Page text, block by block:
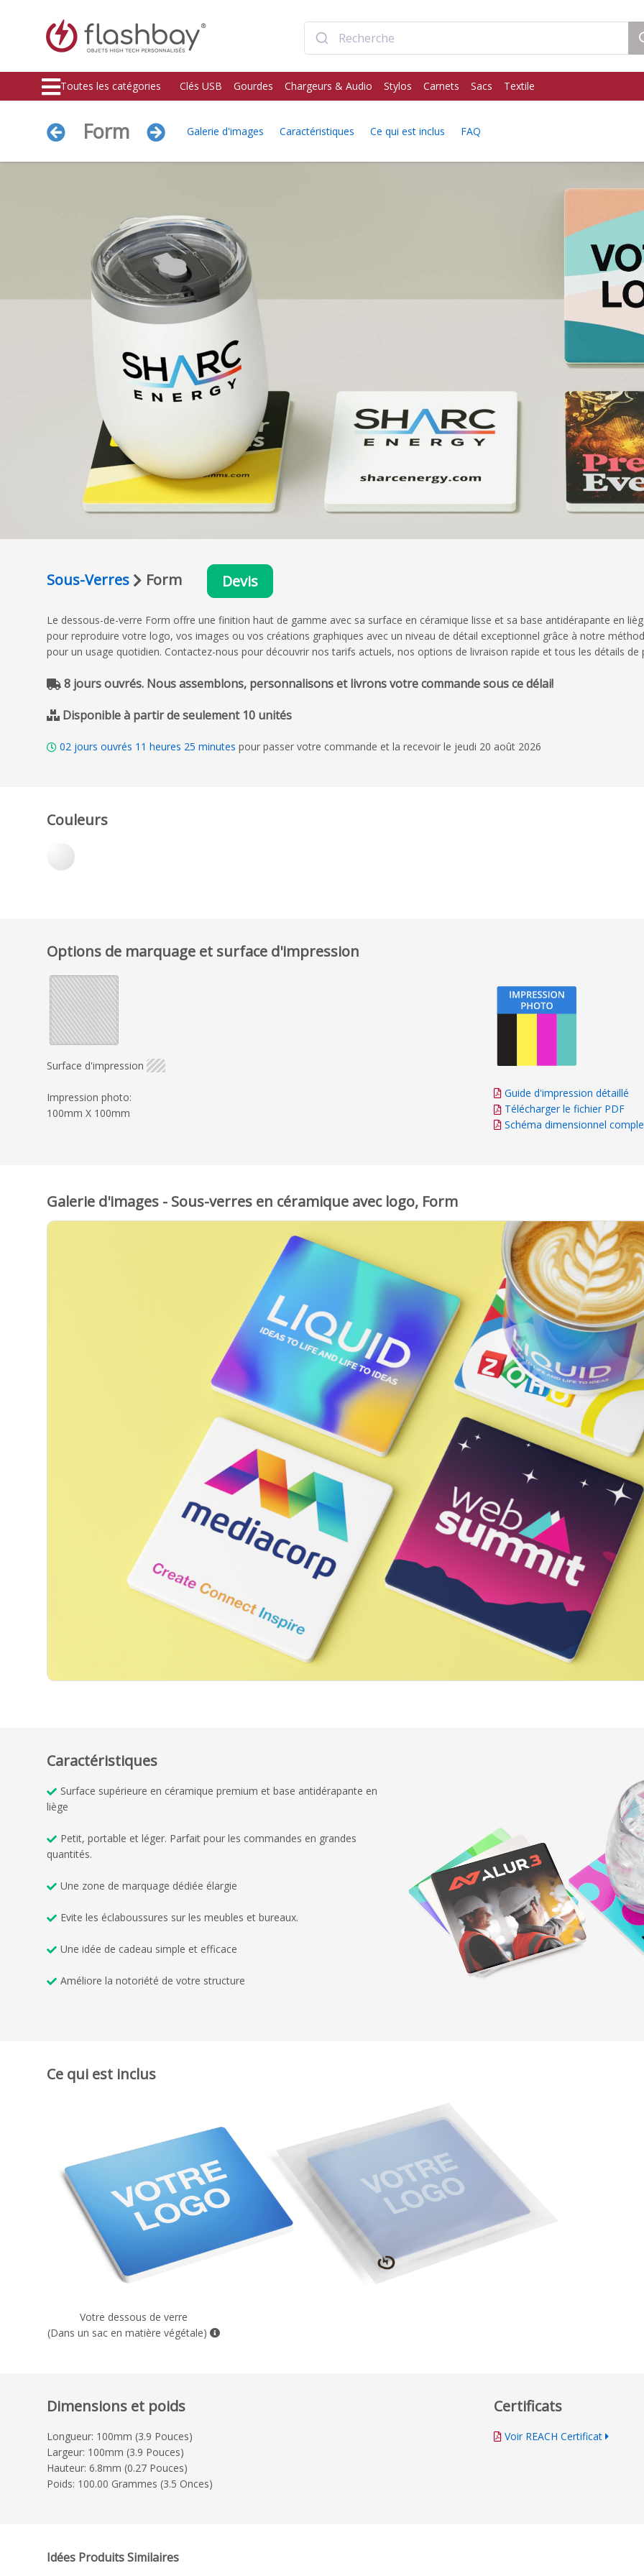
Toutes les catégories Clés USB Gourdes Chargeurs & Audio Stylos Carnets Sacs Textile
Form Galerie d'images Caractéristiques Ce qui est inclus FAQ
Sous-Verres Form Devis
Le dessous-de-verre Form offre une finition haut de gamme avec sa surface en céramique lisse et sa base antidérapante en
pour reproduire votre logo, vos images ou vos créations graphiques avec un niveau de détail exceptionnel grâce à notre
pour un usage quotidien. Contactez-nous pour découvrir nos tarifs actuels, nos options de livraison rapide et tous les détails de
8 jours ouvrés. Nous assemblons, personnalisons et livrons votre commande sous ce délai!
Disponible à partir de seulement 10 unités
02 jours ouvrés 11 heures 25 minutes pour passer votre commande et la recevoir le jeudi 20 août 2026
Couleurs
Options de marquage et surface d'impression
Surface d'impression
Impression photo:
100mm X 100mm
Guide d'impression détaillé
Télécharger le fichier PDF
Schéma dimensionnel
Galerie d'images - Sous-verres en céramique avec logo, Form
Caractéristiques
Surface supérieure en céramique premium et base antidérapante en
liège
Petit, portable et léger. Parfait pour les commandes en grandes
quantités.
Une zone de marquage dédiée élargie
Evite les éclaboussures sur les meubles et bureaux.
Une idée de cadeau simple et efficace
Améliore la notoriété de votre structure
Ce qui est inclus
Votre dessous de verre
(Dans un sac en matière végétale)
Dimensions et poids
Longueur: 100mm (3.9 Pouces)
Largeur: 100mm (3.9 Pouces)
Hauteur: 6.8mm (0.27 Pouces)
Poids: 100.00 Grammes (3.5 Onces)
Certificats
Voir REACH Certificat
Idées Produits Similaires